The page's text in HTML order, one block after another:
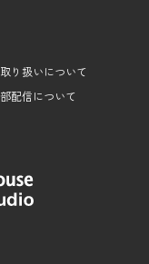
り扱いについて
配信について